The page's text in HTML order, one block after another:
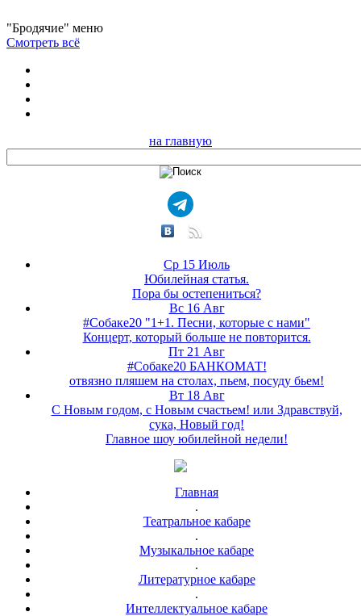
"Бродячие" меню
Смотреть всё
на главную
Ср 15 Июль
Юбилейная статья.
Пора бы остепениться?
Вс 16 Авг
#Собаке20 "1+1. Песни, которые с нами"
Концерт, который больше не повторится.
Пт 21 Авг
#Собаке20 БАНКОМАТ!
отвязно пляшем на столах, пьем, посуду бьем!
Вт 18 Авг
С Новым годом, с Новым счастьем! или Здравствуй,
сука, Новый год!
Главное шоу юбилейной недели!
Главная
.
Театральное кабаре
.
Музыкальное кабаре
.
Литературное кабаре
.
Интеллектуальное кабаре